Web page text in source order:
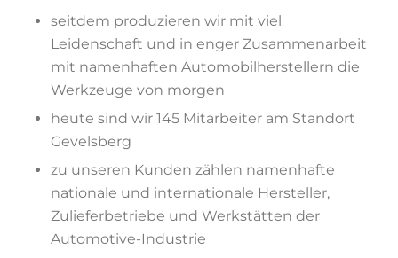
seitdem produzieren wir mit viel
Leidenschaft und in enger Zusammenarbeit
mit namenhaften Automobilherstellern die
Werkzeuge von morgen
heute sind wir 145 Mitarbeiter am Standort
Gevelsberg
zu unseren Kunden zählen namenhafte
nationale und internationale Hersteller,
Zulieferbetriebe und Werkstätten der
Automotive-Industrie